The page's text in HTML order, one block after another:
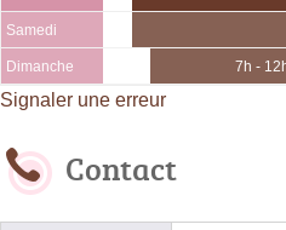
Samedi
Dimanche 7h -
Signaler une erreur
Contact